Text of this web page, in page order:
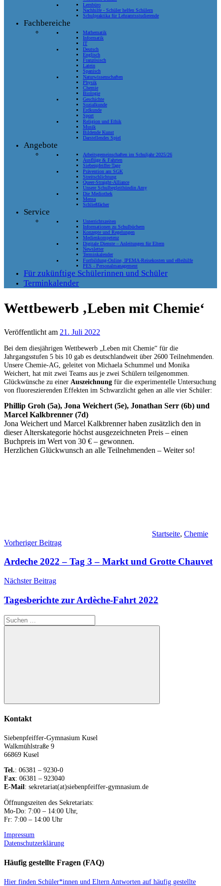
Lernbüro
Nachhilfe - Schüler helfen Schülern
Schulpraktika für Lehramtsstudierende
Fachbereiche
Mathematik
Informatik
IT
Deutsch
Englisch
Französisch
Latein
Spanisch
Naturwissenschaften
Physik
Chemie
Biologie
Geschichte
Sozialkunde
Erdkunde
Sport
Religion und Ethik
Musik
Bildende Kunst
Darstellendes Spiel
Angebote
Arbeitsgemeinschaften im Schuljahr 2025/26
Ausflüge & Fahrten
Siebenpfeiffer-Tage
Prävention am SGK
Streitschlichtung
Queer-Straight-Alliance
Unsere Schulbegleithündin Amy
Die Mediothek
Mensa
Schließfächer
Service
Unterrichtszeiten
Informationen zu Schulbüchern
Konzepte und Regelungen
Medienkompetenz
Digitale Dienste – Anleitungen für Eltern
Newsletter
Terminkalender
Fortbildung-Online, IPEMA-Reisekosten und eBeihilfe
PES - Personalmanagement
Für zukünftige Schülerinnen und Schüler
Terminkalender
Wettbewerb ‚Leben mit Chemie‘
Veröffentlicht am 21. Juli 2022
Bei dem diesjährigen Wettbewerb „Leben mit Chemie“ für die
Jahrgangsstufen 5 bis 10 gab es deutschlandweit über 2600 Teilnehmenden.
Unsere Chemie-AG, geleitet von Michaela Schummel und Monika
Weichert, hat mit zwei Teams aus je zwei Schülern teilgenommen.
Glückwünsche zu einer Auszeichnung für die experimentelle Untersuchung
von fluoreszierenden Effekten im Schwarzlicht gehen an alle vier Schüler:
Phillip Groh (5a), Jona Weichert (5e), Jonathan Serr (6b) und
Marcel Kalkbrenner (7d)
Jona Weichert und Marcel Kalkbrenner haben zusätzlich den in
dieser Alterskategorie höchst ausgezeichneten Preis – einen
Buchpreis im Wert von 30 € – gewonnen.
Herzlichen Glückwunsch an alle Teilnehmenden – Weiter so!
Startseite, Chemie
Beitragsnavigation
Vorheriger Beitrag
Ardeche 2022 – Tag 3 – Markt und Grotte Chauvet
Nächster Beitrag
Tagesberichte zur Ardèche-Fahrt 2022
Suchen
nach:
Suchen
Kontakt
Siebenpfeiffer-Gymnasium Kusel
Walkmühlstraße 9
66869 Kusel
Tel.: 06381 – 9230-0
Fax: 06381 – 923040
E-Mail: sekretariat(at)siebenpfeiffer-gymnasium.de
Öffnungszeiten des Sekretariats:
Mo-Do: 7:00 – 14:00 Uhr,
Fr: 7:00 – 14:00 Uhr
Impressum
Datenschutzerklärung
Häufig gestellte Fragen (FAQ)
Hier finden Schüler*innen und Eltern Antworten auf häufig gestellte